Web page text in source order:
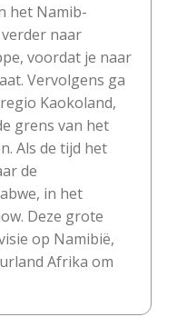
het Namib-
naar
voordat je naar
Vervolgens ga
Kaokoland,
grens van het
Als de tijd het
de
in het
Deze grote
op Namibië,
Afrika om